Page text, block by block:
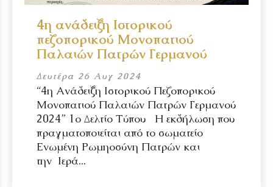
4η ανάδειξη Ιστορικού
πεζοπορικού Μονοπατιού
Παλαιών Πατρών Γερμανού
Δευτέρα 26 Αυγ 2024
“4η Ανάδειξη Ιστορικού Πεζοπορικού
Μονοπατιού Παλαιών Πατρών Γερμανού
2024” 1ο Δελτίο Τύπου Η εκδήλωση που
πραγματοποιείται από το σωματείο
Ενωμένη Ρωμηοσύνη Πατρών και
την Ιερά...